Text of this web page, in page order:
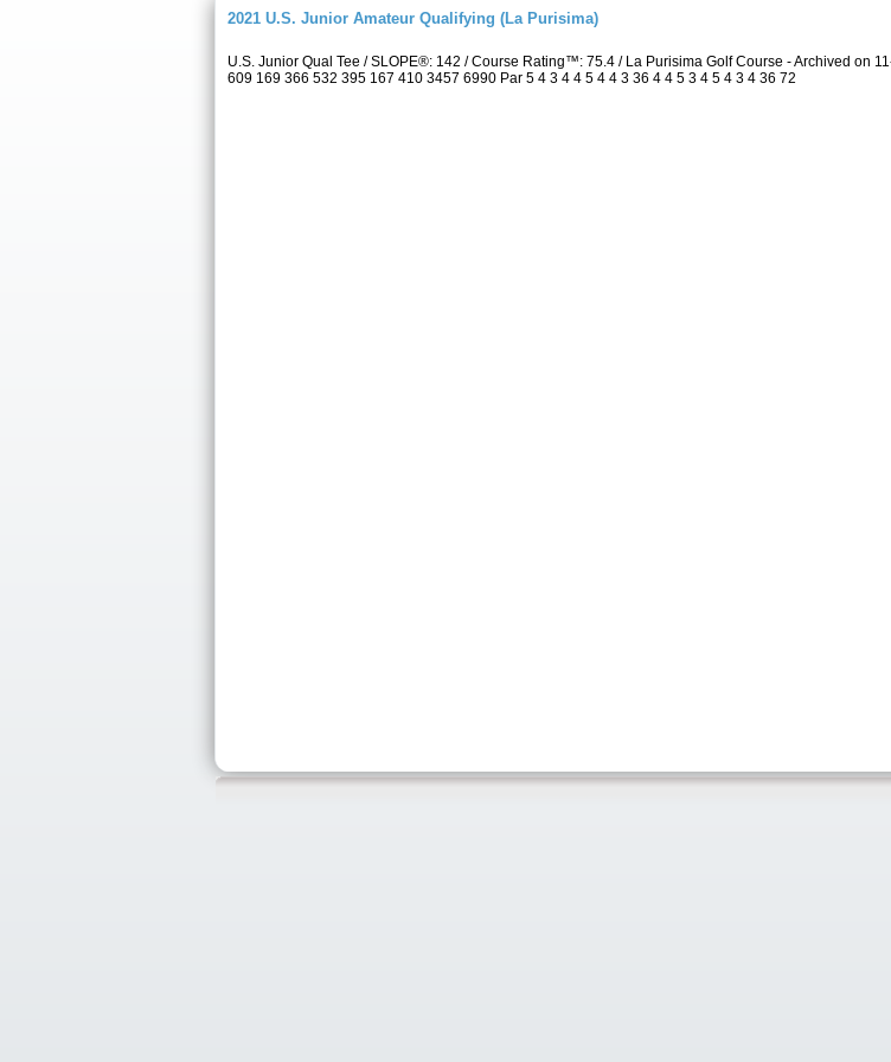
2021 U.S. Junior Amateur Qualifying (La Purisima)
U.S. Junior Qual Tee / SLOPE®: 142 / Course Rating™: 75.4 / La Purisima Golf Course - Archived on
609 169 366 532 395 167 410 3457 6990 Par 5 4 3 4 4 5 4 4 3 36 4 4 5 3 4 5 4 3 4 36 72